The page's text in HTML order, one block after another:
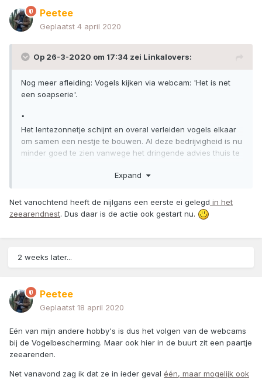
Peetee
Geplaatst 4 april 2020
Op 26-3-2020 om 17:34 zei Linkalovers:
Nog meer afleiding: Vogels kijken via webcam: 'Het is net
een soapserie'.
"
Het lentezonnetje schijnt en overal verleiden vogels elkaar
om samen een nestje te bouwen. Al deze bedrijvigheid is nu
minder goed te zien vanwege het dringende advies thuis te
...Op camera's van de Vogelbeschermingof via
Nestkastlive.nl kan het publiek 24 uur per dag volgen wat
Expand
Net vanochtend heeft de nijlgans een eerste ei gelegd in het
zeearendnest. Dus daar is de actie ook gestart nu.
2 weeks later...
Peetee
Geplaatst 18 april 2020
Eén van mijn andere hobby's is dus het volgen van de webcams
bij de Vogelbescherming. Maar ook hier in de buurt zit een paartje
zeearenden.
Net vanavond zag ik dat ze in ieder geval één, maar mogelijk ook